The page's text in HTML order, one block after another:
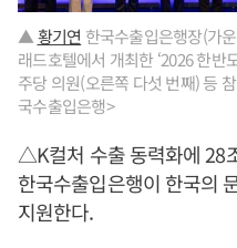
▲황기연 한국수출입은행장(가
래드호텔에서 개최한 ‘2026 한반
주당 의원(오른쪽 다섯 번째) 등
국수출입은행>
△K컬처 수출 동력화에 28
한국수출입은행이 한국의
지원한다.